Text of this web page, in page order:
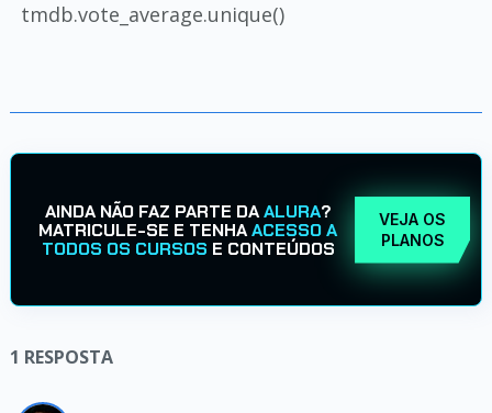
tmdb.vote_average.unique()
AINDA NÃO FAZ PARTE DAALURA?
MATRICULE-SE E TENHAACESSO A
TODOS OS CURSOS E CONTEÚDOS
VEJA OS
PLANOS
1 RESPOSTA